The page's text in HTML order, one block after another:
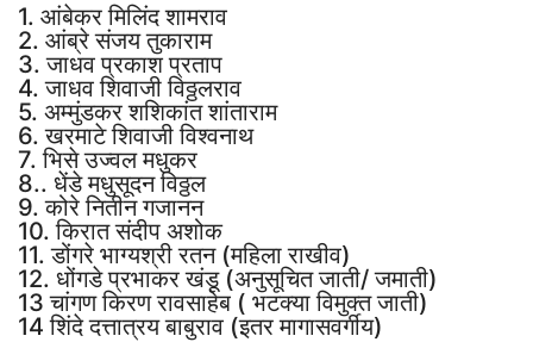
1. आंबेकर मिलिंद शामराव
2. आंब्रे संजय तुकाराम
3. जाधव प्रकाश प्रताप
4. जाधव शिवाजी विठ्ठलराव
5. अम्मुंडकर शशिकांत शांताराम
6. खरमाटे शिवाजी विश्वनाथ
7. भिसे उज्वल मधुकर
8.. धेंडे मधुसूदन विठ्ठल
9. कोरे नितीन गजानन
10. किरात संदीप अशोक
11. डोंगरे भाग्यश्री रतन (महिला राखीव)
12. धोंगडे प्रभाकर खंडू (अनुसूचित जाती/ जमाती)
13 चांगण किरण रावसाहेब ( भटक्या विमुक्त जाती)
14 शिंदे दत्तात्रय बाबुराव (इतर मागासवर्गीय)